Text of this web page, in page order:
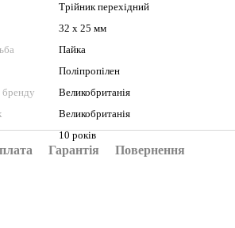
Трійник перехідний
32 х 25 мм
Пайка
Поліпропілен
бренду
Великобританія
Великобританія
10 років
Гарантія Повернення